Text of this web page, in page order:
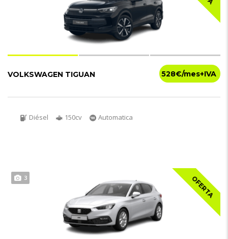
528€
VOLKSWAGEN TIGUAN
Diésel 150cv Automatica
OFERTA
3